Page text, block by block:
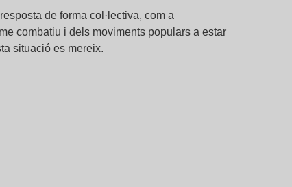
de forma col·lectiva, com a
combatiu i dels moviments populars a estar
situació es mereix.